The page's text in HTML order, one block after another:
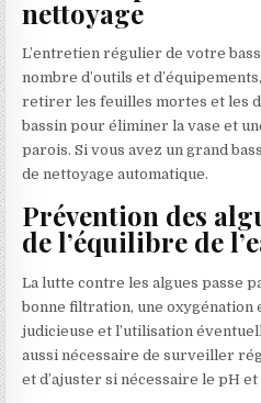
nettoyage
L’entretien régulier de votre
nombre d’outils et
retirer les feuilles mortes et les
bassin pour éliminer la vase et
parois. Si vous avez un grand
de nettoyage automatique.
Prévention des
de l’équilibre de
La lutte contre les algues passe
bonne filtration, une oxygénation
judicieuse et l’utilisation
aussi nécessaire de surveiller
et d’ajuster si nécessaire le pH et